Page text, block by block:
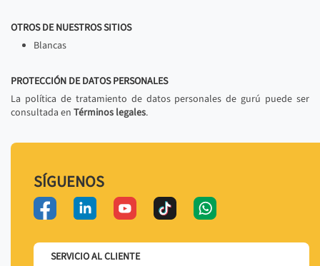
OTROS DE NUESTROS SITIOS
Blancas
PROTECCIÓN DE DATOS PERSONALES
La política de tratamiento de datos personales de gurú puede ser
consultada en Términos legales.
SÍGUENOS
SERVICIO AL CLIENTE